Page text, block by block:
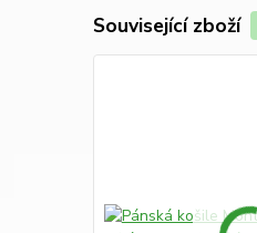
Související zboží